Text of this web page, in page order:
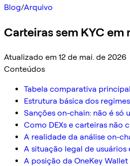
Blog/Arquivo
Carteiras sem KYC
Atualizado em 12 de mai. de 2026
Conteúdos
Tabela comparativa principal
Estrutura básica dos
Sanções on-chain: não é só
Como DEXs e carteiras não
A realidade da análise on-
A situação legal de usuários
A posição da OneKey Wallet